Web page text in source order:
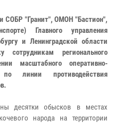
СОБР "Гранит", ОМОН "Бастион",
Главного управления
и Ленинградской области
регионального
масштабного оперативно-
линии противодействия
десятки обысков в местах
народа на территории